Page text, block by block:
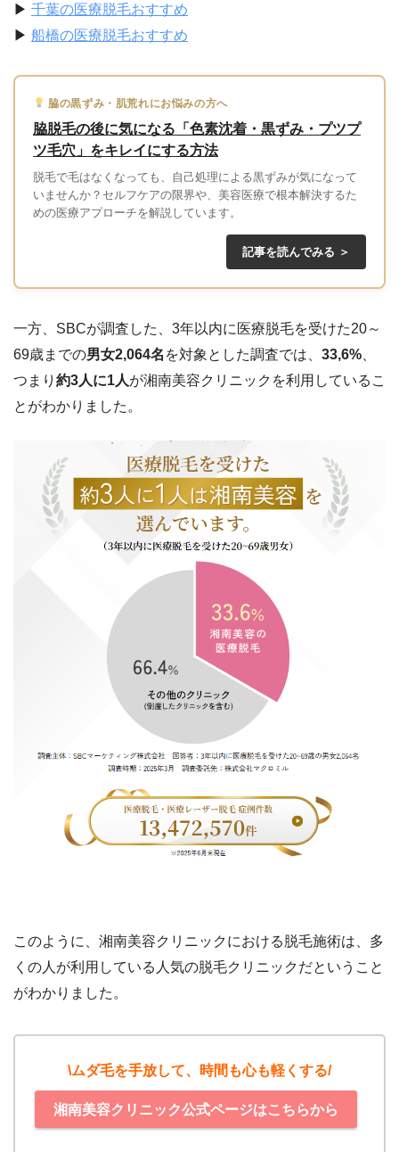
▶ 千葉の医療脱毛おすすめ
▶ 船橋の医療脱毛おすすめ
脇の黒ずみ・肌荒れにお悩みの方へ
脇脱毛の後に気になる「色素沈着・黒ずみ・プツプ
ツ毛穴」をキレイにする方法
脱毛で毛はなくなっても、自己処理による黒ずみが気になって
いませんか？セルフケアの限界や、美容医療で根本解決するた
めの医療アプローチを解説しています。
記事を読んでみる ＞
一方、SBCが調査した、3年以内に医療脱毛を受けた20～
69歳までの男女2,064名 を対象とした調査では、 33,6%
つまり 約3人に1人が湘南美容クリニックを利用しているこ
とがわかりました。
このように、湘南美容クリニックにおける脱毛施術は、多
くの人が利用している人気の脱毛クリニックだということ
がわかりました。
\ムダ毛を手放して、時間も心も軽くする/
湘南美容クリニック公式ページはこちらから